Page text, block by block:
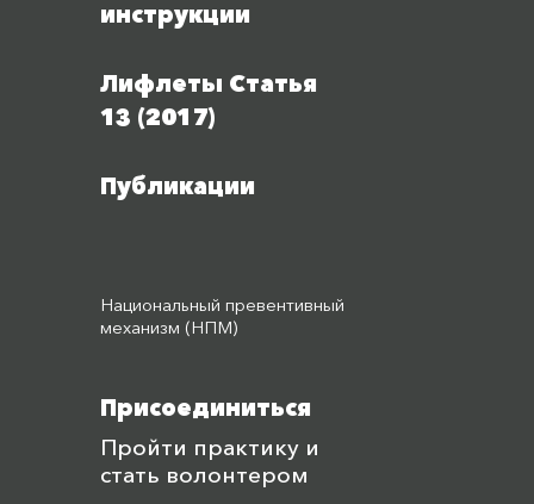
инструкции
Лифлеты Статья
13 (2017)
Публикации
Национальный превентивный
механизм (НПМ)
Присоединиться
Пройти практику и
стать волонтером